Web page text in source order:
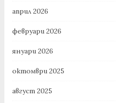
април 2026
февруари 2026
януари 2026
октомври 2025
август 2025